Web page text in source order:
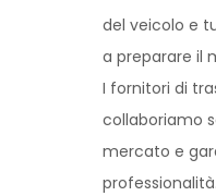
del veicolo e
a preparare il
I fornitori di
collaboriamo
mercato e
professionalità.